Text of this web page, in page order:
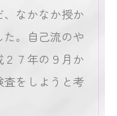
なかなか授か
。自己流のや
２７年の９月か
査をしようと考